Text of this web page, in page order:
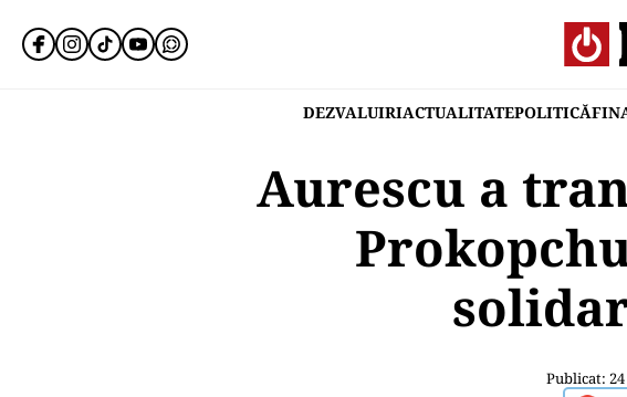
DEZVALUIRIACTUALITATEPOLITICĂ
Aurescu a
Publicat: 24